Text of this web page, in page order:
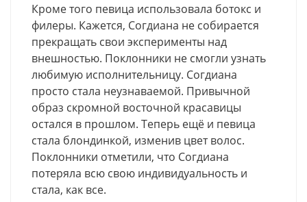
Кроме того певица использовала ботокс и
филеры. Кажется, Согдиана не собирается
прекращать свои эксперименты над
внешностью. Поклонники не смогли узнать
любимую исполнительницу. Согдиана
просто стала неузнаваемой. Привычной
образ скромной восточной красавицы
остался в прошлом. Теперь ещё и певица
стала блондинкой, изменив цвет волос.
Поклонники отметили, что Согдиана
потеряла всю свою индивидуальность и
стала, как все.